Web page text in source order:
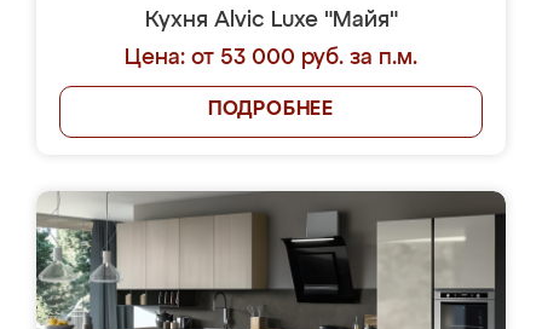
Кухня Alvic Luxe "Майя"
Цена: от 53 000 руб. за п.м.
ПОДРОБНЕЕ